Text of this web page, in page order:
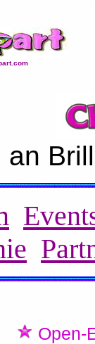
an
Open-